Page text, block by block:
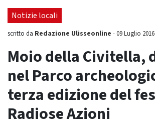
Notizie locali
scritto da Redazione Ulisseonline -09 Luglio
Moio della Civitella,
nel Parco
terza edizione del
Radiose Azioni